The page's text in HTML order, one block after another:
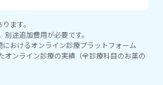
ます。
途追加費用が必要です。
おけるオンライン診療プラットフォーム
オンライン診療の実績（全診療科目のお薬の